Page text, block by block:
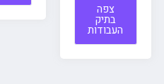
צפה
בתיק
העבודות